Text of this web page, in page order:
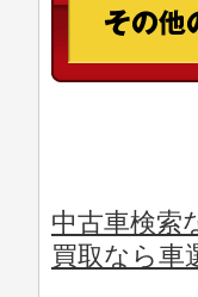
中古車検索
買取なら車